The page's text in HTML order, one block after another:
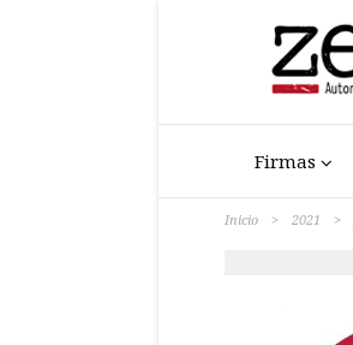
Firmas
Inicio > 2021 >